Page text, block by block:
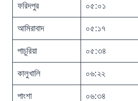
ফরিদপুর ০৫:০১
আমিরাবাদ ০৫:১৭
পাচুরিয়া ০৫:৩৪
কালুখালি ০৬:২২
পাংশা ০৬:৩৪